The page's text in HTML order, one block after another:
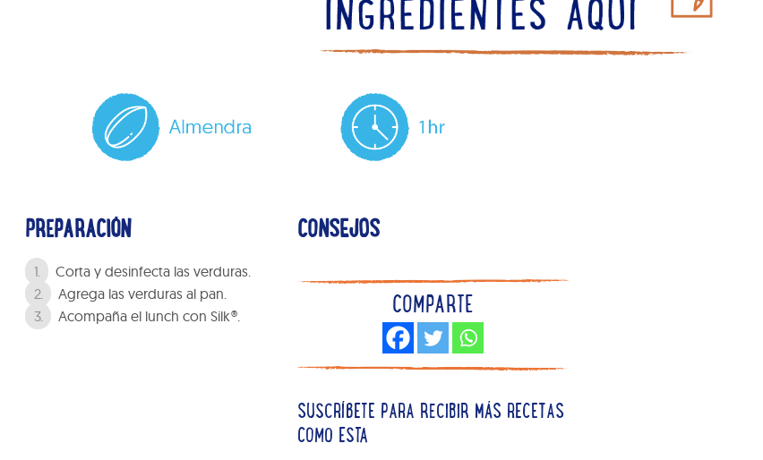
PREPARACIÓN
Corta y desinfecta las verduras.
Agrega las verduras al pan.
Acompaña el lunch con Silk®.
CONSEJOS
COMPARTE
SUSCRÍBETE PARA RECIBIR MÁS RECETAS
COMO ESTA